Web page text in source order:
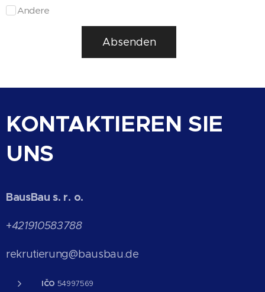
Andere
Absenden
KONTAKTIEREN SIE
UNS
BausBau s. r. o.
+421910583788
rekrutierung@bausbau.de
IČO 54997569